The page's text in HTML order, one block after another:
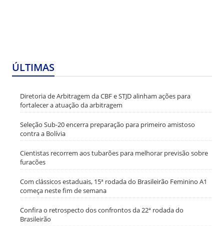
ÚLTIMAS
Diretoria de Arbitragem da CBF e STJD alinham ações para
fortalecer a atuação da arbitragem
Seleção Sub-20 encerra preparação para primeiro amistoso
contra a Bolívia
Cientistas recorrem aos tubarões para melhorar previsão sobre
furacões
Com clássicos estaduais, 15ª rodada do Brasileirão Feminino A1
começa neste fim de semana
Confira o retrospecto dos confrontos da 22ª rodada do
Brasileirão